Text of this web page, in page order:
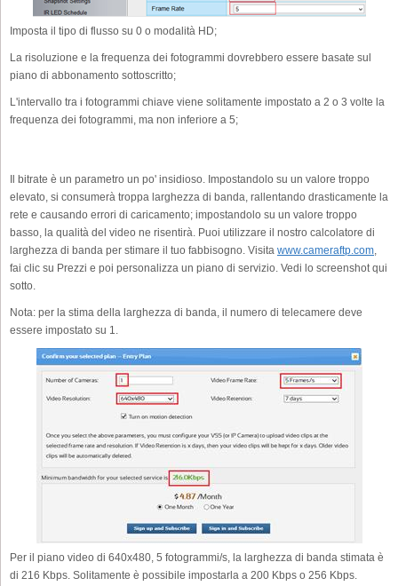
Imposta il tipo di flusso su 0 o modalità HD;
La risoluzione e la frequenza dei fotogrammi dovrebbero essere basate sul
piano di abbonamento sottoscritto;
L'intervallo tra i fotogrammi chiave viene solitamente impostato a 2 o 3 volte la
frequenza dei fotogrammi, ma non inferiore a 5;
Il bitrate è un parametro un po' insidioso. Impostandolo su un valore troppo
elevato, si consumerà troppa larghezza di banda, rallentando drasticamente la
rete e causando errori di caricamento; impostandolo su un valore troppo
basso, la qualità del video ne risentirà. Puoi utilizzare il nostro calcolatore di
larghezza di banda per stimare il tuo fabbisogno. Visita www.cameraftp.com,
fai clic su Prezzi e poi personalizza un piano di servizio. Vedi lo screenshot qui
sotto.
Nota: per la stima della larghezza di banda, il numero di telecamere deve
essere impostato su 1.
Per il piano video di 640x480, 5 fotogrammi/s, la larghezza di banda stimata è
di 216 Kbps. Solitamente è possibile impostarla a 200 Kbps o 256 Kbps.